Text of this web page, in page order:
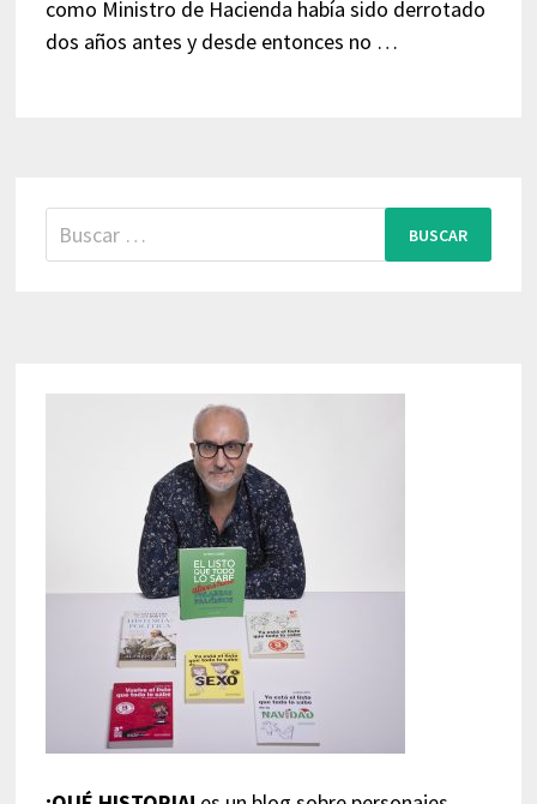
como Ministro de Hacienda había sido derrotado
dos años antes y desde entonces no …
Buscar: